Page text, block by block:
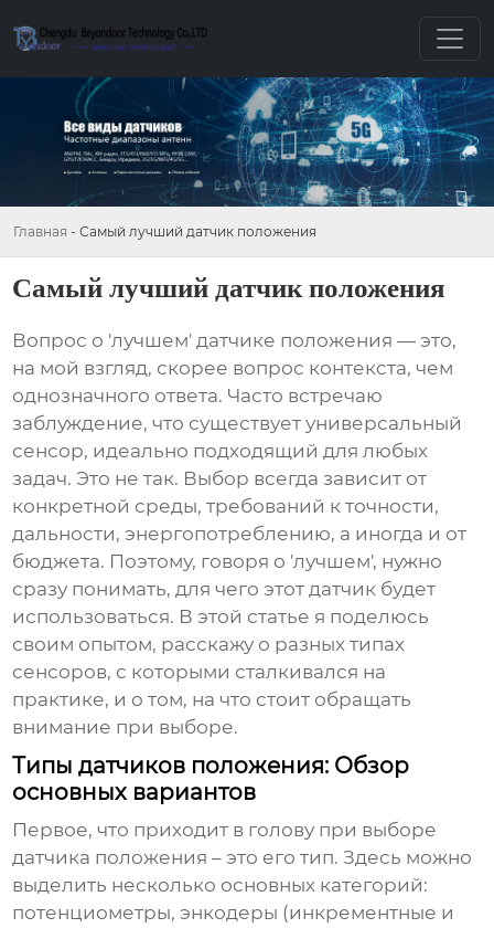
Главная - Самый лучший датчик положения
Самый лучший датчик положения
Вопрос о 'лучшем'датчике положения — это,
на мой взгляд, скорее вопрос контекста, чем
однозначного ответа. Часто встречаю
заблуждение, что существует универсальный
сенсор, идеально подходящий для любых
задач. Это не так. Выбор всегда зависит от
конкретной среды, требований к точности,
дальности, энергопотреблению, а иногда и от
бюджета. Поэтому, говоря о 'лучшем', нужно
сразу понимать, для чего этот датчик будет
использоваться. В этой статье я поделюсь
своим опытом, расскажу о разных типах
сенсоров, с которыми сталкивался на
практике, и о том, на что стоит обращать
внимание при выборе.
Типы датчиков положения: Обзор
основных вариантов
Первое, что приходит в голову при выборе
датчика положения – это его тип. Здесь можно
выделить несколько основных категорий:
потенциометры, энкодеры (инкрементные и